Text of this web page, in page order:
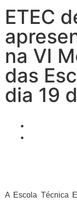
ETEC
na VI
das
dia 19
A Escola Técnica